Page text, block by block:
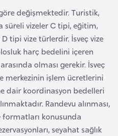
değişmektedir. Turistik,
süreli vizeler C tipi, eğitim,
tipi vize türlerdir. İsveç vize
harç bedelini içeren
olması gerekir. İsveç
merkezinin işlem ücretlerini
dair koordinasyon bedelleri
Randevu alınması,
konusunda
seyahat sağlık